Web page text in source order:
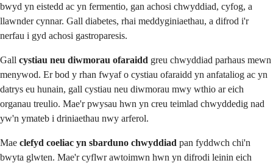
bwyd yn eistedd ac yn fermentio, gan achosi chwyddiad, cyfog, a
llawnder cynnar. Gall diabetes, rhai meddyginiaethau, a difrod i'r
nerfau i gyd achosi gastroparesis.
Gall cystiau neu diwmorau ofaraidd greu chwyddiad parhaus mewn
menywod. Er bod y rhan fwyaf o cystiau ofaraidd yn anfataliog ac yn
datrys eu hunain, gall cystiau neu diwmorau mwy wthio ar eich
organau treulio. Mae'r pwysau hwn yn creu teimlad chwyddedig nad
yw'n ymateb i driniaethau nwy arferol.
Mae clefyd coeliac yn sbarduno chwyddiad pan fyddwch chi'n
bwyta glwten. Mae'r cyflwr awtoimwn hwn yn difrodi leinin eich